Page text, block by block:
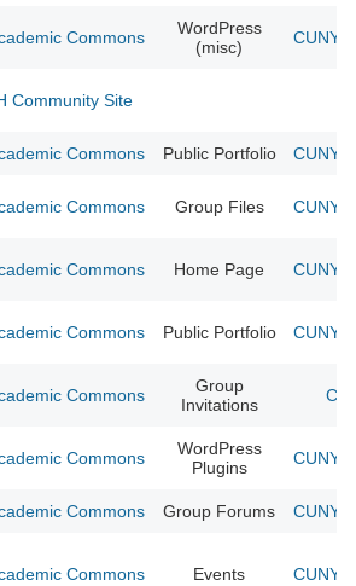
Commons
WordPress
(misc)
CUNY
Community Site
Commons Public Portfolio CUNY
Commons Group Files CUNY
Commons Home Page CUNY
Commons Public Portfolio CUNY
Commons
Group
Invitations
Commons
WordPress
Plugins
CUNY
Commons Group Forums CUNY
Commons Events CUNY